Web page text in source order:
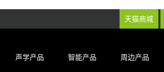
天猫商城
声学产品 智能产品 周边产品